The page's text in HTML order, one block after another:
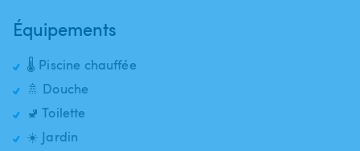
Équipements
🌡️ Piscine chauffée
🚿 Douche
🚽 Toilette
☀️ Jardin